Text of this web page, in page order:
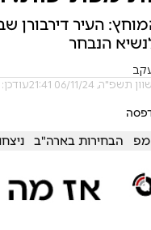
העיר דירבורן
הנבחר
06/11/24 21:41 עודכן: 21:59
הבחירות בארה"ב